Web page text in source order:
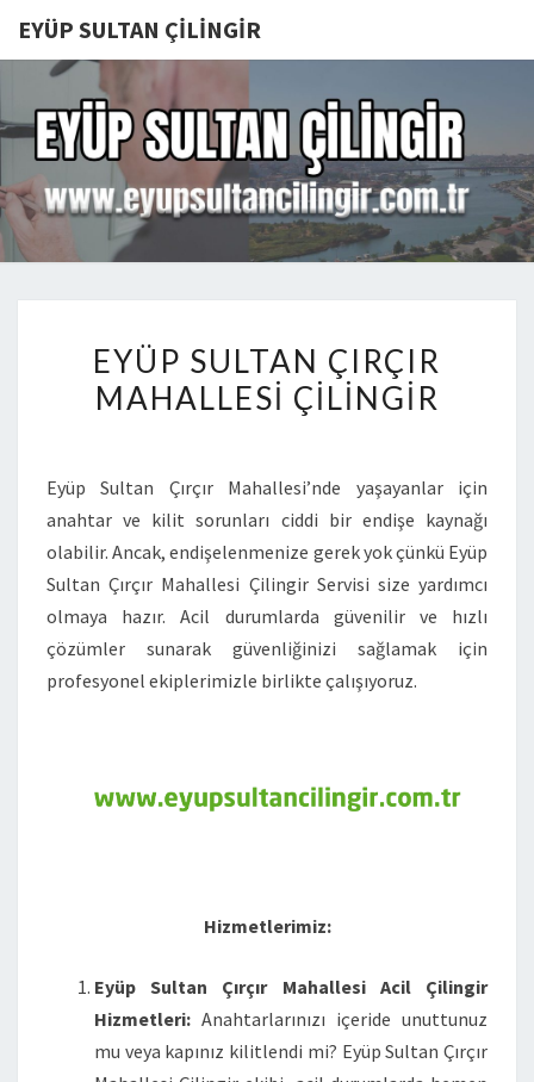
EYÜP SULTAN ÇILINGIR
EYÜP
SULTAN
ÇILINGIR
SULTAN
ÇIRÇIR
EYÜP SULTAN ÇIRÇIR
MAHALLESI ÇILINGIR
Eyüp Sultan Çırçır Mahallesi’nde yaşayanlar için
anahtar ve kilit sorunları ciddi bir endişe kaynağı
olabilir. Ancak, endişelenmenize gerek yok çünkü Eyüp
Sultan Çırçır Mahallesi Çilingir Servisi size yardımcı
olmaya hazır. Acil durumlarda güvenilir ve hızlı
çözümler sunarak güvenliğinizi sağlamak için
profesyonel ekiplerimizle birlikte çalışıyoruz.
Hizmetlerimiz:
Eyüp Sultan Çırçır Mahallesi Acil Çilingir
Hizmetleri: Anahtarlarınızı içeride unuttunuz
mu veya kapınız kilitlendi mi? Eyüp Sultan Çırçır